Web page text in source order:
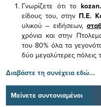
Γνωρίζετε ότι το
είδους του, στην Π.Ε.
υλικού – ειδήσεων,
χρόνια και στην
του 80% όλα τα
δύο μεγαλύτερες πόλεις
Διαβάστε τη συνέχεια εδώ...
Μείνετε συντονισμένοι